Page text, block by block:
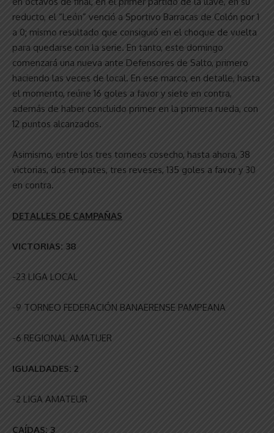
reducto, el “León” venció a Sportivo Barracas de Colón por 1
a 0; mismo resultado que consiguió en el choque de vuelta
para quedarse con la serie. En tanto, este domingo
comenzará una nueva ante Defensores de Salto, primero
haciendo las veces de local. En ese marco, en detalle, hasta
el momento, reúne 16 goles a favor y siete en contra,
además de haber concluido primer en la primera rueda, con
12 puntos alcanzados.
Asimismo, entre los tres torneos cosecho, hasta ahora, 38
victorias, dos empates, tres reveses, 135 goles a favor y 30
en contra.
DETALLES DE CAMPAÑAS
VICTORIAS: 38
-23 LIGA LOCAL
-9 TORNEO FEDERACIÓN BANAERENSE PAMPEANA
-6 REGIONAL AMATUER
IGUALDADES: 2
-2 LIGA AMATEUR
CAÍDAS: 3